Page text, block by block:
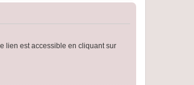
lien est accessible en cliquant sur